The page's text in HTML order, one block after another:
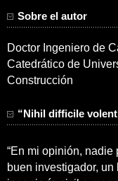
Sobre el autor
Doctor Ingeniero de
Catedrático de
Construcción
“Nihil difficile
“En mi opinión, nadie
buen investigador,